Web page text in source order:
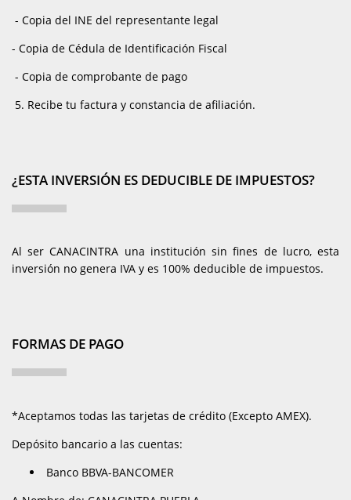
- Copia del INE del representante legal
- Copia de Cédula de Identificación Fiscal
- Copia de comprobante de pago
5. Recibe tu factura y constancia de afiliación.
¿ESTA INVERSIÓN ES DEDUCIBLE DE IMPUESTOS?
Al ser CANACINTRA una institución sin fines de lucro, esta
inversión no genera IVA y es 100% deducible de impuestos.
FORMAS DE PAGO
*Aceptamos todas las tarjetas de crédito (Excepto AMEX).
Depósito bancario a las cuentas:
Banco BBVA-BANCOMER